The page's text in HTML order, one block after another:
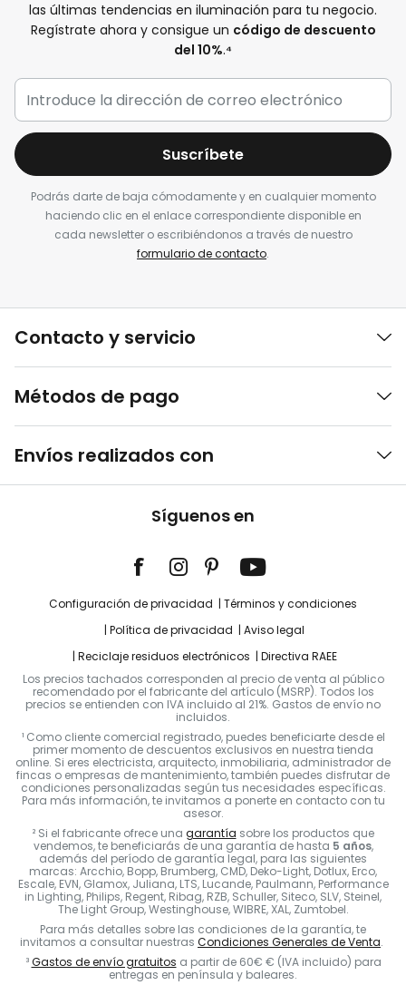
las últimas tendencias en iluminación para tu negocio.
Regístrate ahora y consigue un código de descuento
del 10%.⁴
Suscríbete
Podrás darte de baja cómodamente y en cualquier momento
haciendo clic en el enlace correspondiente disponible en
cada newsletter o escribiéndonos a través de nuestro
formulario de contacto.
Contacto y servicio
Métodos de pago
Envíos realizados con
Síguenos en
Configuración de privacidad
Términos y condiciones
Política de privacidad
Aviso legal
Reciclaje residuos electrónicos
Directiva RAEE
Los precios tachados corresponden al precio de venta al público
recomendado por el fabricante del artículo (MSRP). Todos los
precios se entienden con IVA incluido al 21%. Gastos de envío no
incluidos.
¹ Como cliente comercial registrado, puedes beneficiarte desde el
primer momento de descuentos exclusivos en nuestra tienda
online. Si eres electricista, arquitecto, inmobiliaria, administrador de
fincas o empresas de mantenimiento, también puedes disfrutar de
condiciones personalizadas según tus necesidades específicas.
Para más información, te invitamos a ponerte en contacto con tu
asesor.
² Si el fabricante ofrece una garantía sobre los productos que
vendemos, te beneficiarás de una garantía de hasta 5 años,
además del período de garantía legal, para las siguientes
marcas: Arcchio, Bopp, Brumberg, CMD, Deko-Light, Dotlux, Erco,
Escale, EVN, Glamox, Juliana, LTS, Lucande, Paulmann, Performance
in Lighting, Philips, Regent, Ribag, RZB, Schuller, Siteco, SLV, Steinel,
The Light Group, Westinghouse, WIBRE, XAL, Zumtobel.
Para más detalles sobre las condiciones de la garantía, te
invitamos a consultar nuestras Condiciones Generales de Venta.
³Gastos de envío gratuitos a partir de 60€ € (IVA incluido) para
entregas en península y baleares.